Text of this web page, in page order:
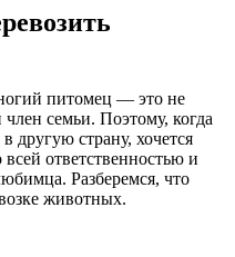
питомец — это не
семьи. Поэтому, когда
другую страну, хочется
ответственностью и
Разберемся, что
животных.